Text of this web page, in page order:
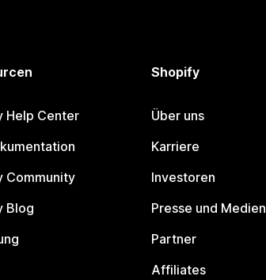
Help Center
Community
Blog
Shopify
Über uns
Karriere
Investoren
Presse und Medien
Partner
Affiliates